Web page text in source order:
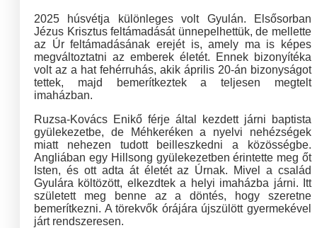
2025 húsvétja különleges volt Gyulán. Elsősorban
Jézus Krisztus feltámadását ünnepelhettük, de mellette
az Úr feltámadásának erejét is, amely ma is képes
megváltoztatni az emberek életét. Ennek bizonyítéka
volt az a hat fehérruhás, akik április 20-án bizonyságot
tettek, majd bemerítkeztek a teljesen megtelt
imaházban.
Ruzsa-Kovács Enikő férje által kezdett járni baptista
gyülekezetbe, de Méhkeréken a nyelvi nehézségek
miatt nehezen tudott beilleszkedni a közösségbe.
Angliában egy Hillsong gyülekezetben érintette meg őt
Isten, és ott adta át életét az Úrnak. Mivel a család
Gyulára költözött, elkezdtek a helyi imaházba járni. Itt
született meg benne az a döntés, hogy szeretne
bemerítkezni. A törekvők órájára újszülött gyermekével
járt rendszeresen.